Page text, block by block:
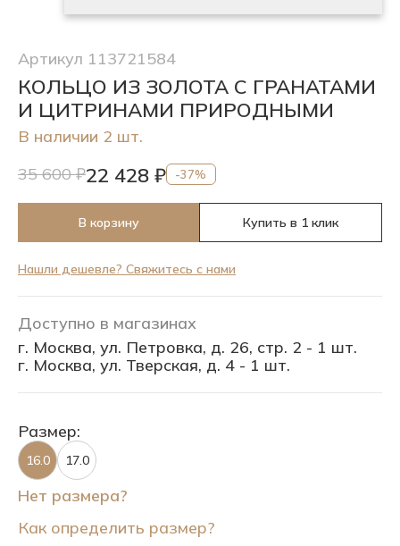
Артикул 113721584
КОЛЬЦО ИЗ ЗОЛОТА С ГРАНАТАМИ
И ЦИТРИНАМИ ПРИРОДНЫМИ
В наличии 2 шт.
35 600 ₽22 428 ₽ -37%
В корзину Купить в 1 клик
Нашли дешевле? Свяжитесь с нами
Доступно в магазинах
г. Москва, ул. Петровка, д. 26, стр. 2 - 1 шт.
г. Москва, ул. Тверская, д. 4 - 1 шт.
Размер:
16.0 17.0
Нет размера?
Как определить размер?